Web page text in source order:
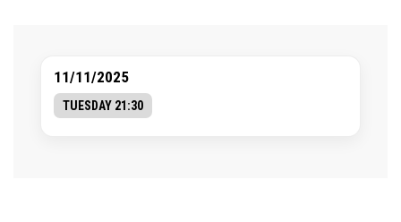
11/11/2025
TUESDAY 21:30